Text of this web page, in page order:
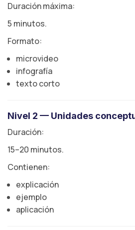
Duración máxima:
5 minutos.
Formato:
microvideo
infografía
texto corto
Nivel 2 — Unidades
Duración:
15–20 minutos.
Contienen:
explicación
ejemplo
aplicación